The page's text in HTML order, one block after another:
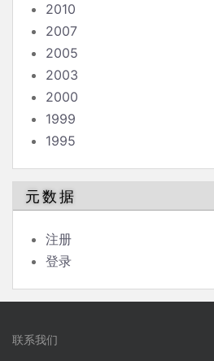
2010
2007
2005
2003
2000
1999
1995
元数据
注册
登录
联系我们